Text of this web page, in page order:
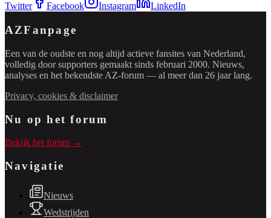
Twitter Facebook Instagram LinkedIn
AZFanpage
Een van de oudste en nog altijd actieve fansites van Nederland,
volledig door supporters gemaakt sinds februari 2000. Nieuws,
analyses en het bekendste AZ-forum — al meer dan 26 jaar lang.
Privacy, cookies & disclaimer
Nu op het forum
Bekijk het forum →
Navigatie
Nieuws
Wedstrijden